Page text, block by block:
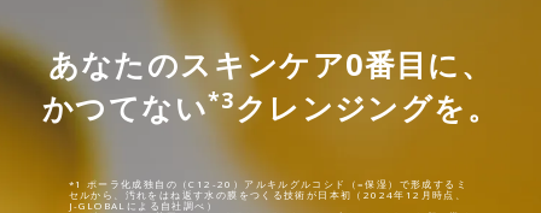
あなたのスキンケア0番目に、
かつてない*3クレンジングを。
*1 ポーラ化成独自の（C12-20）アルキルグルコシド（=保湿）で形成するミ
セルから、汚れをはね返す水の膜をつくる技術が日本初（2024年12月時点、
J-GLOBALによる自社調べ）